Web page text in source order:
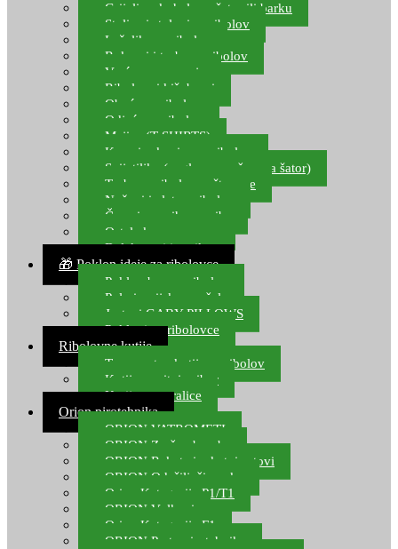
Grijalice, kuhala za šator ili barku
Stolice i stolovi za ribolov
Ležaljke za ribolov
Ruksaci i torbe za ribolov
Vreće za spavanje
Ribolovni kišobrani
Obuća za ribolov
Odjeća za ribolov
Majice (T-SHIRTS)
Kape i rukavice za ribolov
Svijetiljke (naglavne, ručne, za šator)
Torbe za ribolovne štapove
Noževi i alat za ribolov
Čamci za prihranu ribe
Ostala kamp oprema
Dalekozori i optika
🎁 Poklon ideje za ribolovce
Poklon bon za ribolov
Polarizacijske naočale
Jastuci GABY PILLOWS
Pokloni za ribolovce
Ribolovne kutije
Transportne kutije za ribolov
Kutije za sitni pribor
Kutije za varalice
Orion pirotehnika
ORION VATROMETI
ORION Zračne bombe
ORION Rakete i raketni setovi
ORION Odašiljači zvuka
Orion Kategorija P1/T1
ORION Vulkani
Orion Kategorija F1
ORION Party pirotehnika